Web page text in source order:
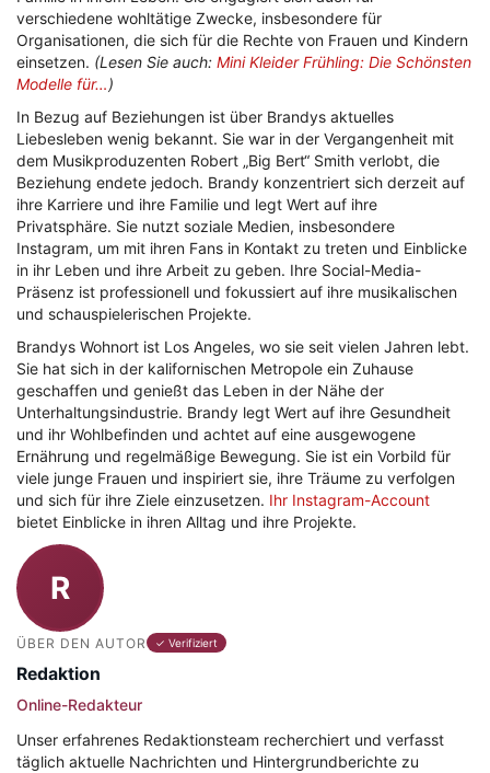
verschiedene wohltätige Zwecke, insbesondere für
Organisationen, die sich für die Rechte von Frauen und Kindern
einsetzen. (Lesen Sie auch: Mini Kleider Frühling: Die Schönsten
Modelle für…)
In Bezug auf Beziehungen ist über Brandys aktuelles
Liebesleben wenig bekannt. Sie war in der Vergangenheit mit
dem Musikproduzenten Robert „Big Bert“ Smith verlobt, die
Beziehung endete jedoch. Brandy konzentriert sich derzeit auf
ihre Karriere und ihre Familie und legt Wert auf ihre
Privatsphäre. Sie nutzt soziale Medien, insbesondere
Instagram, um mit ihren Fans in Kontakt zu treten und Einblicke
in ihr Leben und ihre Arbeit zu geben. Ihre Social-Media-
Präsenz ist professionell und fokussiert auf ihre musikalischen
und schauspielerischen Projekte.
Brandys Wohnort ist Los Angeles, wo sie seit vielen Jahren lebt.
Sie hat sich in der kalifornischen Metropole ein Zuhause
geschaffen und genießt das Leben in der Nähe der
Unterhaltungsindustrie. Brandy legt Wert auf ihre Gesundheit
und ihr Wohlbefinden und achtet auf eine ausgewogene
Ernährung und regelmäßige Bewegung. Sie ist ein Vorbild für
viele junge Frauen und inspiriert sie, ihre Träume zu verfolgen
und sich für ihre Ziele einzusetzen. Ihr Instagram-Account
bietet Einblicke in ihren Alltag und ihre Projekte.
R
ÜBER DEN AUTOR ✓ Verifiziert
Redaktion
Online-Redakteur
Unser erfahrenes Redaktionsteam recherchiert und verfasst
täglich aktuelle Nachrichten und Hintergrundberichte zu